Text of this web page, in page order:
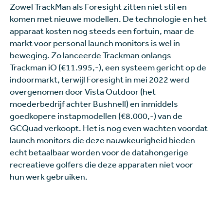
Zowel TrackMan als Foresight zitten niet stil en
komen met nieuwe modellen. De technologie en het
apparaat kosten nog steeds een fortuin, maar de
markt voor personal launch monitors is wel in
beweging. Zo lanceerde Trackman onlangs
Trackman iO (€11.995,-), een systeem gericht op de
indoormarkt, terwijl Foresight in mei 2022 werd
overgenomen door Vista Outdoor (het
moederbedrijf achter Bushnell) en inmiddels
goedkopere instapmodellen (€8.000,-) van de
GCQuad verkoopt. Het is nog even wachten voordat
launch monitors die deze nauwkeurigheid bieden
echt betaalbaar worden voor de datahongerige
recreatieve golfers die deze apparaten niet voor
hun werk gebruiken.